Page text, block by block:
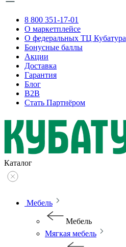
8 800 351-17-01
О маркетплейсе
О федеральных ТЦ Кубатура
Бонусные баллы
Акции
Доставка
Гарантия
Блог
B2B
Стать Партнёром
Каталог
Мебель
Мебель
Мягкая мебель